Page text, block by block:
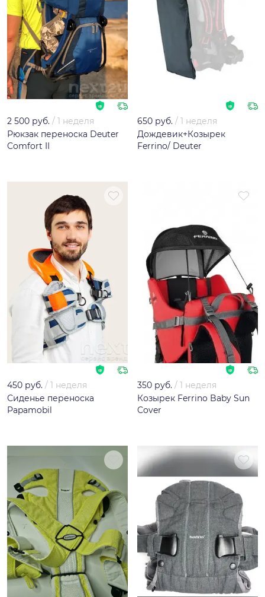
2 500 руб. / 1 неделя
Рюкзак переноска Deuter
Comfort II
650 руб. / 1 неделя
Дождевик+Козырек
Ferrino/ Deuter
450 руб. / 1 неделя
Сиденье переноска
Papamobil
350 руб. / 1 неделя
Козырек Ferrino Baby Sun
Cover